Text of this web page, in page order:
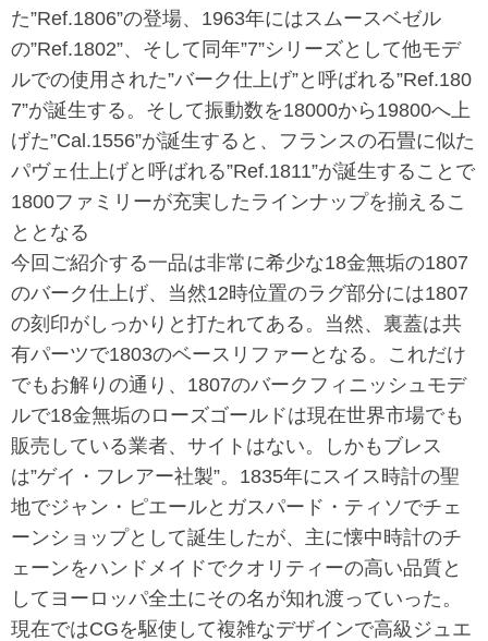
た”Ref.1806”の登場、1963年にはスムースベゼル
の”Ref.1802”、そして同年”7”シリーズとして他モデ
ルでの使用された”バーク仕上げ”と呼ばれる”Ref.180
7”が誕生する。そして振動数を18000から19800へ上
げた”Cal.1556”が誕生すると、フランスの石畳に似た
パヴェ仕上げと呼ばれる”Ref.1811”が誕生することで
1800ファミリーが充実したラインナップを揃えるこ
ととなる
今回ご紹介する一品は非常に希少な18金無垢の1807
のバーク仕上げ、当然12時位置のラグ部分には1807
の刻印がしっかりと打たれてある。当然、裏蓋は共
有パーツで1803のベースリファーとなる。これだけ
でもお解りの通り、1807のバークフィニッシュモデ
ルで18金無垢のローズゴールドは現在世界市場でも
販売している業者、サイトはない。しかもブレス
は”ゲイ・フレアー社製”。1835年にスイス時計の聖
地でジャン・ピエールとガスパード・ティソでチェ
ーンショップとして誕生したが、主に懐中時計のチ
ェーンをハンドメイドでクオリティーの高い品質と
してヨーロッパ全土にその名が知れ渡っていった。
現在ではCGを駆使して複雑なデザインで高級ジュエ